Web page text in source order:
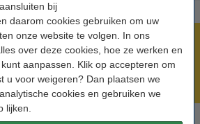
bij
daarom cookies gebruiken om uw
onze website te volgen. In ons
over deze cookies, hoe ze werken en
aanpassen. Klik op accepteren om
u voor weigeren? Dan plaatsen we
cookies en gebruiken we
lijken.
morgen in huis!